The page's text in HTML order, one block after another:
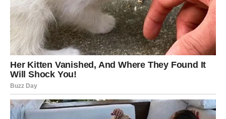
Ako ste slobodni, moguće je poznanstvo koje će veoma
brzo prerasti u nešto ozbiljnije.
Zauzeti Blizanci konačno će imati iskren razgovor sa
partnerom i rešiti pitanja koja su dugo ostajala bez
odgovora.
Nemojte skrivati emocije jer iskrenost danas donosi
najveću nagradu.